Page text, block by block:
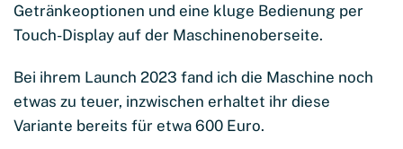
Getränkeoptionen und eine kluge Bedienung per
Touch-Display auf der Maschinenoberseite.
Bei ihrem Launch 2023 fand ich die Maschine noch
etwas zu teuer, inzwischen erhaltet ihr diese
Variante bereits für etwa 600 Euro.